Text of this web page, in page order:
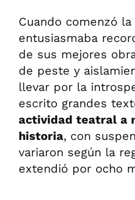
Cuando comenzó
entusiasmaba
de sus mejores
de peste y
llevar por la
escrito grandes
actividad teatral a
historia, con
variaron según la
extendió por ocho